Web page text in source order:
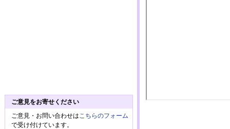
ご意見をお寄せください
ご意見・お問い合わせは こちらのフォーム
で受け付けています。